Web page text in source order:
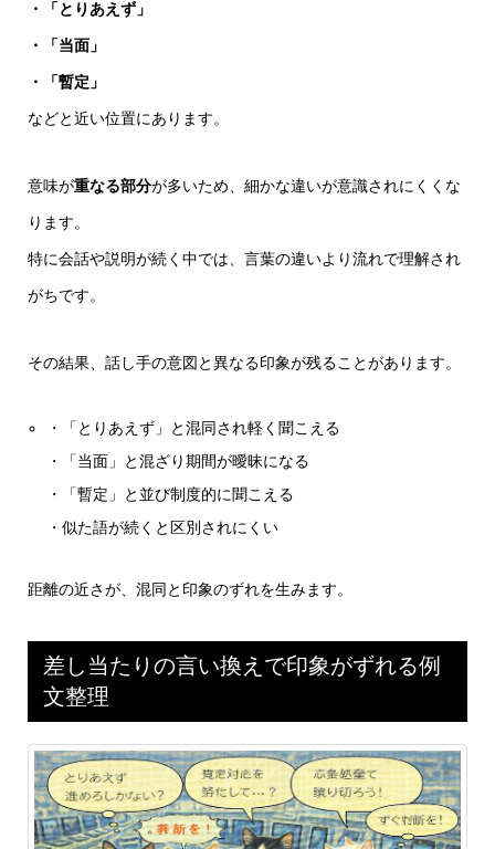
・「とりあえず」
・「当面」
・「暫定」
などと近い位置にあります。
意味が重なる部分が多いため、細かな違いが意識されにくくな
ります。
特に会話や説明が続く中では、言葉の違いより流れで理解され
がちです。
その結果、話し手の意図と異なる印象が残ることがあります。
・「とりあえず」と混同され軽く聞こえる
・「当面」と混ざり期間が曖昧になる
・「暫定」と並び制度的に聞こえる
・似た語が続くと区別されにくい
距離の近さが、混同と印象のずれを生みます。
差し当たりの言い換えで印象がずれる例
文整理